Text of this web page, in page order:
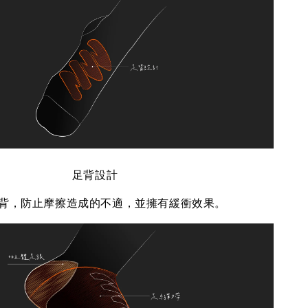
足背設計
，防止摩擦造成的不適，並擁有緩衝效果。